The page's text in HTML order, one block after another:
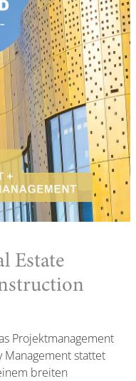
Estate
Projektmanagement
Management stattet
breiten